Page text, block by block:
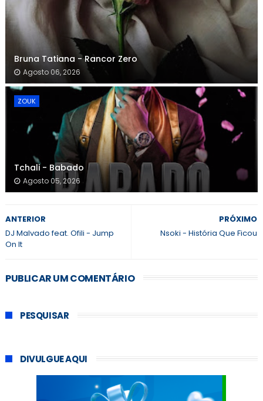
Bruna Tatiana - Rancor Zero
Agosto 06, 2026
ZOUK
Tchali - Babado
Agosto 05, 2026
PRÓXIMO
Nsoki - História Que Ficou
ANTERIOR
DJ Malvado feat. Ofili - Jump
On It
PUBLICAR UM COMENTÁRIO
PESQUISAR
DIVULGUE AQUI